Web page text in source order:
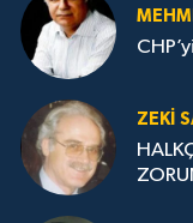
ZEKI